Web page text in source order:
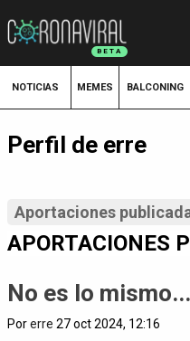
NOTICIAS MEMES BALCONING
Perfil de erre
Aportaciones
APORTACIONES
No es lo mismo...
Porerre 27 oct 2024, 12:16